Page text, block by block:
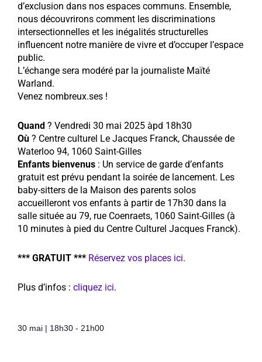
d’exclusion dans nos espaces communs. Ensemble,
nous découvrirons comment les discriminations
intersectionnelles et les inégalités structurelles
influencent notre manière de vivre et d’occuper l’espace
public.
L’échange sera modéré par la journaliste Maïté
Warland.
Venez nombreux.ses !
Quand ? Vendredi 30 mai 2025 àpd 18h30
Où ? Centre culturel Le Jacques Franck, Chaussée de
Waterloo 94, 1060 Saint-Gilles
Enfants bienvenus : Un service de garde d’enfants
gratuit est prévu pendant la soirée de lancement. Les
baby-sitters de la Maison des parents solos
accueilleront vos enfants à partir de 17h30 dans la
salle située au 79, rue Coenraets, 1060 Saint-Gilles (à
10 minutes à pied du Centre Culturel Jacques Franck).
*** GRATUIT *** Réservez vos places ici.
Plus d’infos : cliquez ici.
30 mai 18h30 - 21h00